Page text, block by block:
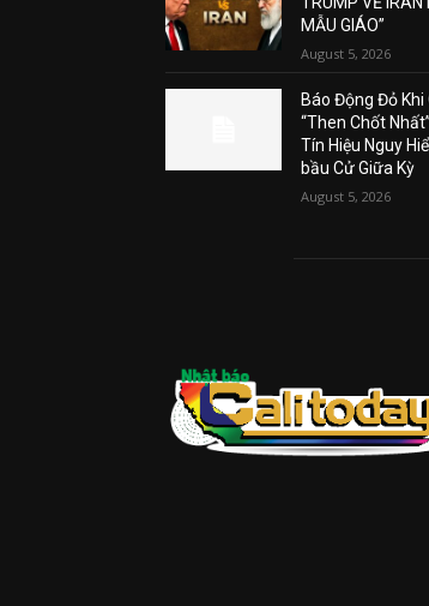
MẪU GIÁO”
August 5, 2026
Báo Động Đỏ Khi
“Then Chốt
Tín Hiệu Nguy
bầu Cử Giữa Kỳ
August 5, 2026